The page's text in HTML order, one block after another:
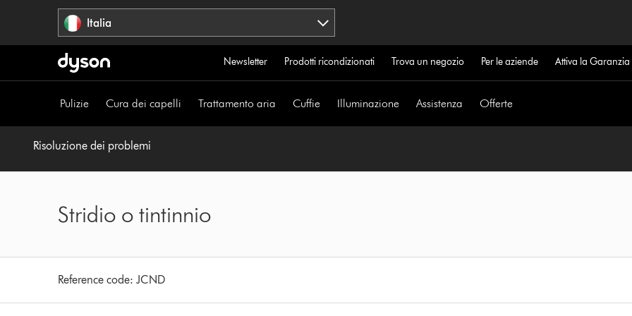
Italia
Newsletter Prodotti ricondizionati Trova un negozio Per le aziende Attiva la
Pulizie Cura dei capelli Trattamento aria Cuffie Illuminazione Assistenza Offerte
Risoluzione dei problemi
Stridio o tintinnio
Reference code:JCND